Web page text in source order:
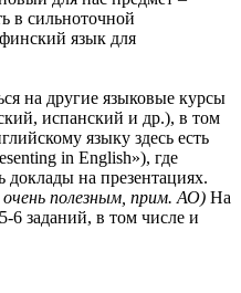
в сильноточной
язык для
на другие языковые курсы
испанский и др.), в том
языку здесь есть
in English»), где
доклады на презентациях.
очень полезным, прим. АО) На
6 заданий, в том числе и